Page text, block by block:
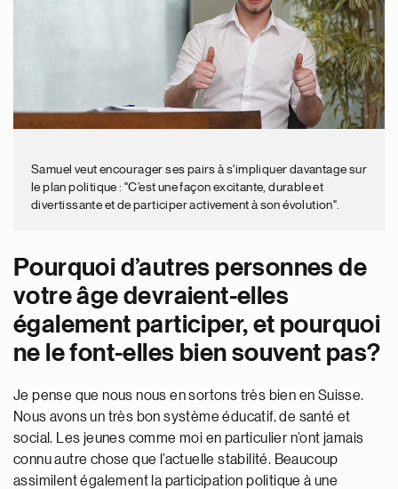
Samuel veut encourager ses pairs à s'impliquer davantage sur
le plan politique : "C’est une façon excitante, durable et
divertissante et de participer activement à son évolution".
Pourquoi d’autres personnes de
votre âge devraient-elles
également participer, et pourquoi
ne le font-elles bien souvent pas?
Je pense que nous nous en sortons très bien en Suisse.
Nous avons un très bon système éducatif, de santé et
social. Les jeunes comme moi en particulier n’ont jamais
connu autre chose que l’actuelle stabilité. Beaucoup
assimilent également la participation politique à une